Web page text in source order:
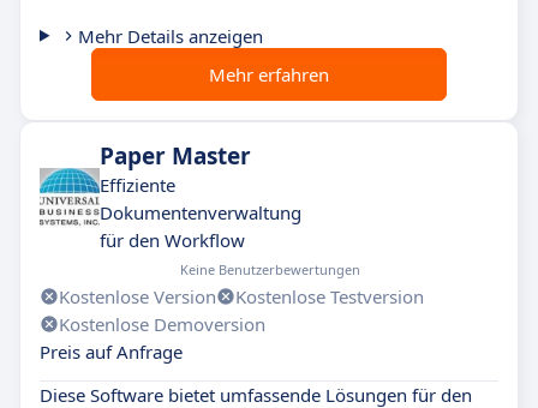
Mehr Details anzeigen
Mehr erfahren
Paper Master
Effiziente
Dokumentenverwaltung
für den Workflow
Keine Benutzerbewertungen
Kostenlose Version
Kostenlose Testversion
Kostenlose Demoversion
Preis auf Anfrage
Diese Software bietet umfassende Lösungen für den